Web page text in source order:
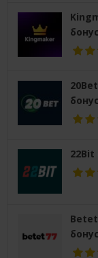
бонус
бонус
22Bit
бонус